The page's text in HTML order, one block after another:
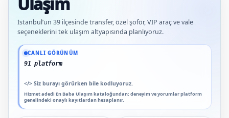
İstanbul’un 39 ilçesinde transfer, özel şoför, VIP araç ve vale
seçeneklerini tek ulaşım altyapısında planlıyoruz.
CANLI GÖRÜNÜM
91 platform genelinde onaylı yoru
</> Siz burayı görürken bile kodluyoruz.
Hizmet adedi En Baba Ulaşım kataloğundan; deneyim ve yorumlar platform
genelindeki onaylı kayıtlardan hesaplanır.
Güncel veriler: 1.291+ En Baba ağı hizmet deneyimi; 91 platform genelinde